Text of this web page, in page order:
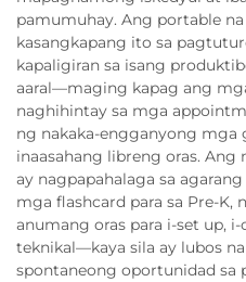
pamumuhay. Ang portable
kasangkapang ito sa
kapaligiran sa isang
aaral—maging kapag ang
naghihintay sa mga
ng nakaka-engganyong mga
inaasahang libreng oras.
ay nagpapahalaga sa
mga flashcard para sa Pre-K,
anumang oras para i-set up,
teknikal—kaya sila ay lubos
spontaneong oportunidad sa